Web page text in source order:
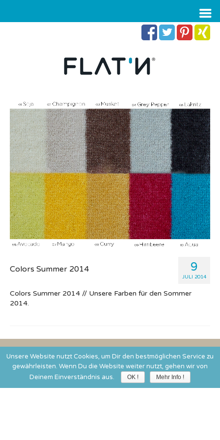
9
JULI 2014
Colors Summer 2014
Colors Summer 2014 // Unsere Farben für den Sommer
2014.
© 2017 FLAT`N
Kontakt: +49 221 169 227 04 team[at]flatn.de
IMPRESSUM AGB DATENSCHUTZ
Unsere Website nutzt Cookies, um Dir den bestmöglichen Service zu
gewährleisten. Wenn Du die Website weiter nutzt, gehen wir von
Deinem Einverständnis aus.
OK ! Mehr Info !